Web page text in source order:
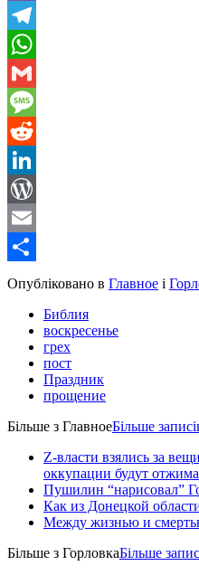
Viber
Telegram
WhatsApp
Gmail
Message
Reddit
LinkedIn
WordPress
Email
Share
Опубліковано в Главное і
Библия
воскресенье
грех
пост
Праздник
прощение
Більше з ГлавноеБільше
Z-власти взялись за
оккупации будут
Пушилин “нарисовал”
Как из Донецкой
Между жизнью и
Більше з ГорловкаБільше